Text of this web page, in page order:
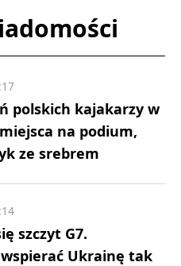
polskich kajakarzy w
na podium,
ze srebrem
szczyt G7.
Ukrainę tak